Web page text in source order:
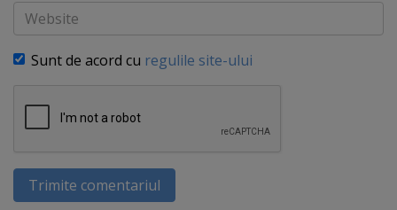
Website
Sunt de acord cu regulile site-ului
Trimite comentariul